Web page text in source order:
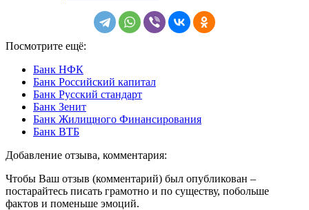
Посмотрите ещё:
Банк НФК
Банк Российский капитал
Банк Русский стандарт
Банк Зенит
Банк Жилищного Финансирования
Банк ВТБ
Добавление отзыва, комментария:
Чтобы Ваш отзыв (комментарий) был опубликован –
постарайтесь писать грамотно и по существу, побольше
фактов и поменьше эмоций.